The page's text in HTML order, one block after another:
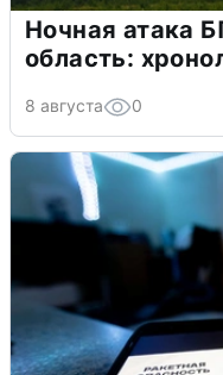
Ночная атака
область:
8 августа 0